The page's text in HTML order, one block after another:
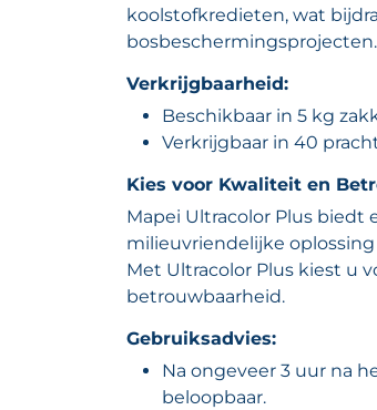
koolstofkredieten, wat
bosbeschermingsprojecten.
Verkrijgbaarheid:
Beschikbaar in 5 kg
Verkrijgbaar in 40
Kies voor Kwaliteit en
Mapei Ultracolor Plus biedt
milieuvriendelijke
Met Ultracolor Plus kiest u
betrouwbaarheid.
Gebruiksadvies:
Na ongeveer 3 uur na
beloopbaar.